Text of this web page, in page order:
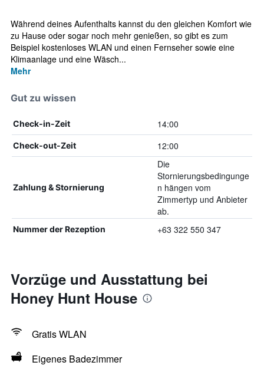
Während deines Aufenthalts kannst du den gleichen Komfort wie
zu Hause oder sogar noch mehr genießen, so gibt es zum
Beispiel kostenloses WLAN und einen Fernseher sowie eine
Klimaanlage und eine Wäsch...
Mehr
Gut zu wissen
Check-in-Zeit 14:00
Check-out-Zeit 12:00
Zahlung & Stornierung
Die
Stornierungsbedingunge
n hängen vom
Zimmertyp und Anbieter
ab.
Nummer der Rezeption +63 322 550 347
Vorzüge und Ausstattung bei
Honey Hunt House
Gratis WLAN
Eigenes Badezimmer